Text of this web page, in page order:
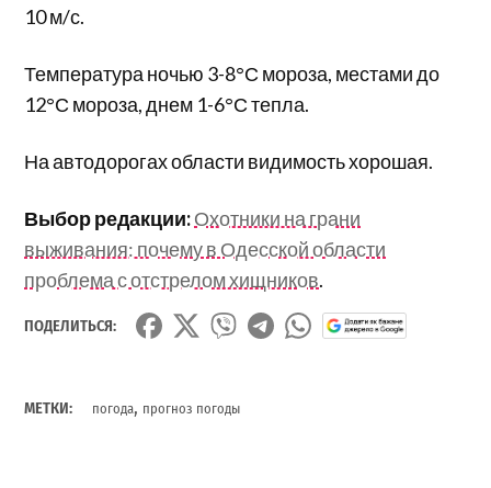
10 м/с.
Температура ночью 3-8°С мороза, местами до
12°С мороза, днем 1-6°С тепла.
На автодорогах области видимость хорошая.
Выбор редакции:Охотники на грани
выживания: почему в Одесской области
проблема с отстрелом хищников.
ПОДЕЛИТЬСЯ:
МЕТКИ: погода, прогноз погоды